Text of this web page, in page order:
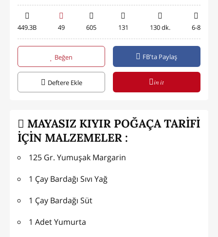
449.3B 49 605 131 130 dk. 6-8
Beğen FB'ta Paylaş
Deftere Ekle in it
MAYASIZ KIYIR POĞAÇA TARİFİ
İÇİN MALZEMELER :
125 Gr. Yumuşak Margarin
1 Çay Bardağı Sıvı Yağ
1 Çay Bardağı Süt
1 Adet Yumurta